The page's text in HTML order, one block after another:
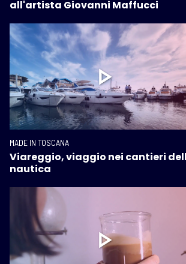
all'artista Giovanni Maffucci
MADE IN TOSCANA
Viareggio, viaggio nei cantieri
nautica